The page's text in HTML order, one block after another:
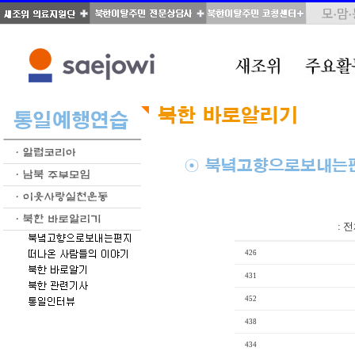
:
426
431
452
438
434